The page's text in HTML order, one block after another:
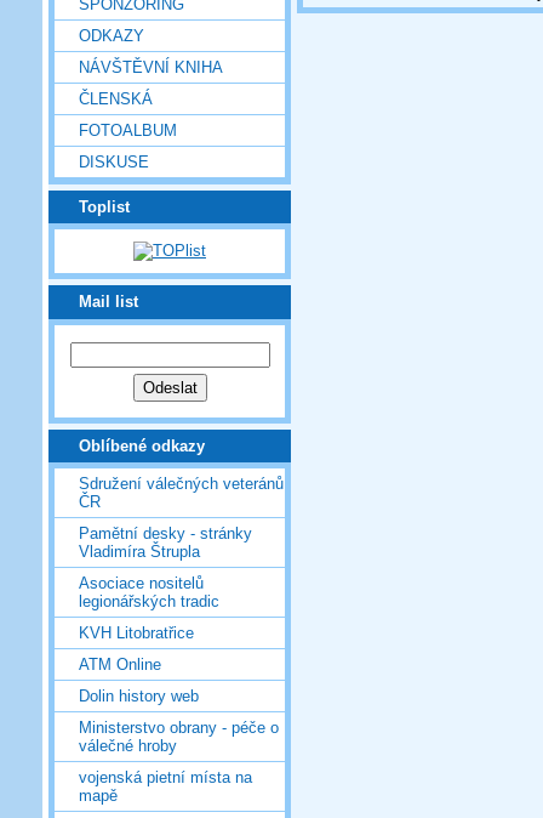
SPONZORING
ODKAZY
NÁVŠTĚVNÍ KNIHA
ČLENSKÁ
FOTOALBUM
DISKUSE
Toplist
Mail list
Oblíbené odkazy
Sdružení válečných veteránů
ČR
Pamětní desky - stránky
Vladimíra Štrupla
Asociace nositelů
legionářských tradic
KVH Litobratřice
ATM Online
Dolin history web
Ministerstvo obrany - péče o
válečné hroby
vojenská pietní místa na
mapě